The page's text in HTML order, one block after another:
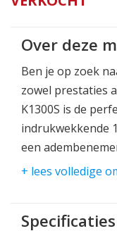
Over deze
Ben je op zoek
zowel prestaties
K1300S is de
indrukwekkende
een
topsnelheid die
met een
+ lees volledige
Specificaties